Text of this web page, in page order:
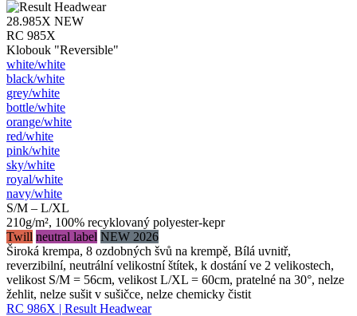
28.985X NEW
RC 985X
Klobouk "Reversible"
white/​white
black/​white
grey/​white
bottle/​white
orange/​white
red/​white
pink/​white
sky/​white
royal/​white
navy/​white
S/M – L/XL
210g/m², 100% recyklovaný polyester-kepr
Twill neutral label NEW 2026
Široká krempa, 8 ozdobných švů na krempě, Bílá uvnitř,
reverzibilní, neutrální velikostní štítek, k dostání ve 2 velikostech,
velikost S/M = 56cm, velikost L/XL = 60cm, pratelné na 30°, nelze
žehlit, nelze sušit v sušičce, nelze chemicky čistit
RC 986X | Result Headwear